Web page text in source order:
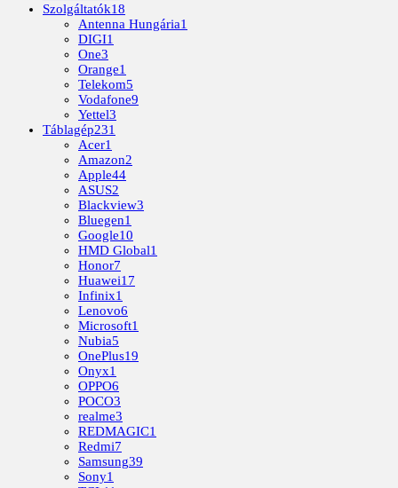
Szolgáltatók18
Antenna Hungária1
DIGI1
One3
Orange1
Telekom5
Vodafone9
Yettel3
Táblagép231
Acer1
Amazon2
Apple44
ASUS2
Blackview3
Bluegen1
Google10
HMD Global1
Honor7
Huawei17
Infinix1
Lenovo6
Microsoft1
Nubia5
OnePlus19
Onyx1
OPPO6
POCO3
realme3
REDMAGIC1
Redmi7
Samsung39
Sony1